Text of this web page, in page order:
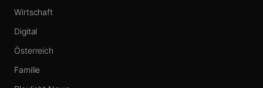
Wirtschaft
Digital
Österreich
Familie